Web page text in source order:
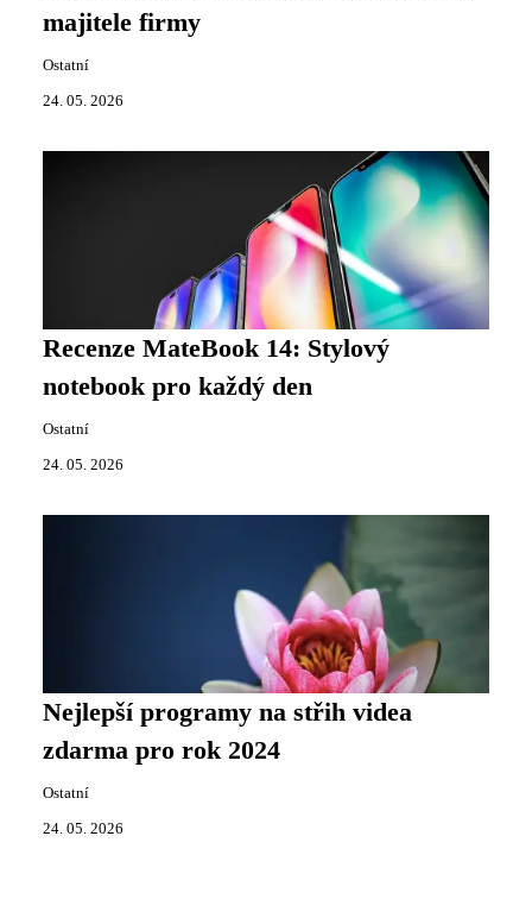
majitele firmy
Ostatní
24. 05. 2026
Recenze MateBook 14: Stylový
notebook pro každý den
Ostatní
24. 05. 2026
Nejlepší programy na střih videa
zdarma pro rok 2024
Ostatní
24. 05. 2026